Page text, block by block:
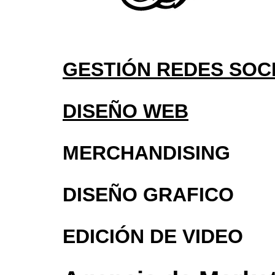
GESTIÓN REDES
DISEÑO WEB
MERCHANDISING
DISEÑO GRAFICO
EDICIÓN DE VIDEO